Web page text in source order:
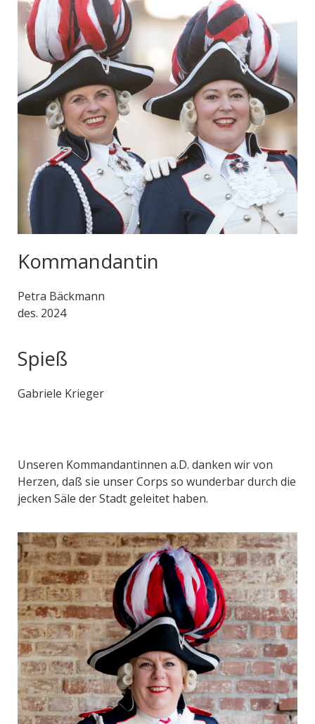
Kommandantin
Petra Bäckmann
des. 2024
Spieß
Gabriele Krieger
Unseren Kommandantinnen a.D. danken wir von
Herzen, daß sie unser Corps so wunderbar durch die
jecken Säle der Stadt geleitet haben.